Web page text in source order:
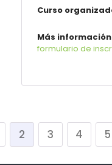
Curso
Más
formulario de
2 3 4 5